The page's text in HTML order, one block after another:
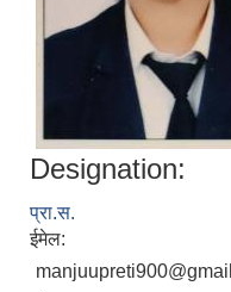
Designation:
प्रा‍.स.
ईमेल: